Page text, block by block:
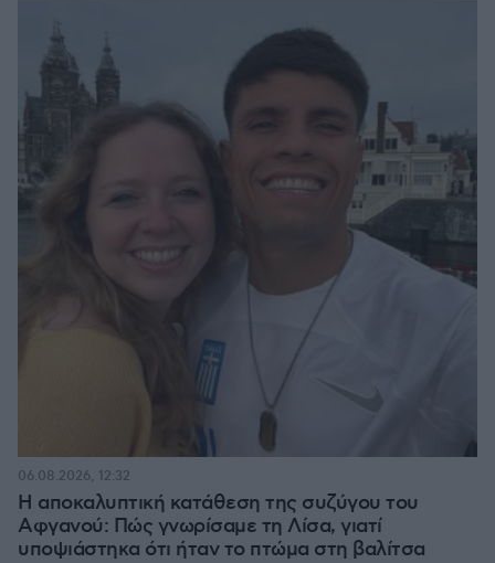
Η αποκαλυπτική κατάθεση της συζύγου του
Αφγανού: Πώς γνωρίσαμε τη Λίσα, γιατί
υποψιάστηκα ότι ήταν το πτώμα στη βαλίτσα
06.08.2026, 12:32